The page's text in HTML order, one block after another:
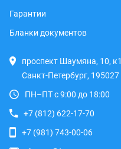
Гарантии
Бланки документов
проспект Шаумяна, 10, к1
Санкт-Петербург, 195027
ПН–ПТ с 9:00 до 18:00
+7 (812) 622-17-70
+7 (981) 743-00-06